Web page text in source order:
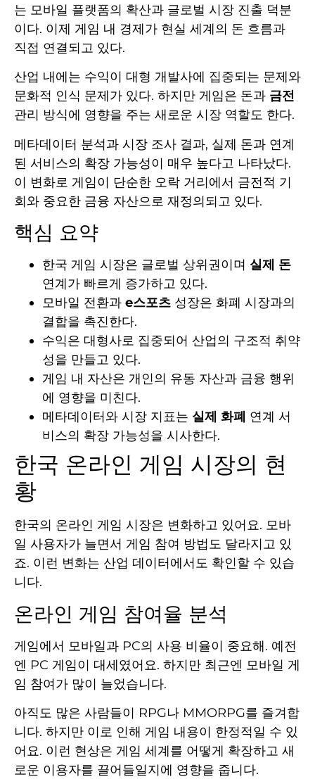
는 모바일 플랫폼의 확산과 글로벌 시장 진출 덕분
이다. 이제 게임 내 경제가 현실 세계의 돈 흐름과
직접 연결되고 있다.
산업 내에는 수익이 대형 개발사에 집중되는 문제와
문화적 인식 문제가 있다. 하지만 게임은 돈과 금전
관리 방식에 영향을 주는 새로운 시장 역할도 한다.
메타데이터 분석과 시장 조사 결과, 실제 돈과 연계
된 서비스의 확장 가능성이 매우 높다고 나타났다.
이 변화로 게임이 단순한 오락 거리에서 금전적 기
회와 중요한 금융 자산으로 재정의되고 있다.
핵심 요약
한국 게임 시장은 글로벌 상위권이며 실제 돈
연계가 빠르게 증가하고 있다.
모바일 전환과 e스포츠 성장은 화폐 시장과의
결합을 촉진한다.
수익은 대형사로 집중되어 산업의 구조적 취약
성을 만들고 있다.
게임 내 자산은 개인의 유동 자산과 금융 행위
에 영향을 미친다.
메타데이터와 시장 지표는 실제 화폐 연계 서
비스의 확장 가능성을 시사한다.
한국 온라인 게임 시장의 현
황
한국의 온라인 게임 시장은 변화하고 있어요. 모바
일 사용자가 늘면서 게임 참여 방법도 달라지고 있
죠. 이런 변화는 산업 데이터에서도 확인할 수 있습
니다.
온라인 게임 참여율 분석
게임에서 모바일과 PC의 사용 비율이 중요해. 예전
엔 PC 게임이 대세였어요. 하지만 최근엔 모바일 게
임 참여가 많이 늘었습니다.
아직도 많은 사람들이 RPG나 MMORPG를 즐겨합
니다. 하지만 이로 인해 게임 내용이 한정적일 수 있
어요. 이런 현상은 게임 세계를 어떻게 확장하고 새
로운 이용자를 끌어들일지에 영향을 줍니다.